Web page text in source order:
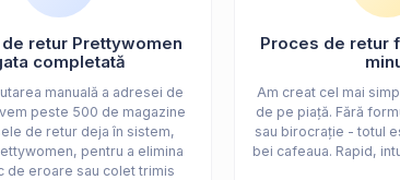
retur Prettywomen
completată
manuală a adresei de
peste 500 de magazine
de retur deja în sistem,
pentru a elimina
de eroare sau colet trimis
Proces de retur
Am creat cel mai
de pe piață. Fără
sau birocrație - totul
bei cafeaua. Rapid,